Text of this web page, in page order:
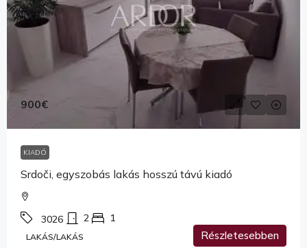
900€
KIADÓ
Srdoči, egyszobás lakás hosszú távú kiadó
3026 2 1
LAKÁS/LAKÁS Részletesebben